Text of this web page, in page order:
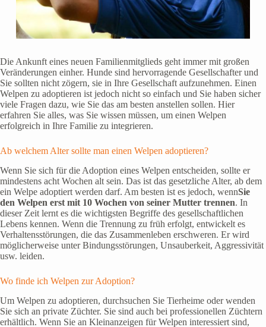
Die Ankunft eines neuen Familienmitglieds geht immer mit großen
Veränderungen einher. Hunde sind hervorragende Gesellschafter und
Sie sollten nicht zögern, sie in Ihre Gesellschaft aufzunehmen. Einen
Welpen zu adoptieren ist jedoch nicht so einfach und Sie haben sicher
viele Fragen dazu, wie Sie das am besten anstellen sollen. Hier
erfahren Sie alles, was Sie wissen müssen, um einen Welpen
erfolgreich in Ihre Familie zu integrieren.
Ab welchem Alter sollte man einen Welpen adoptieren?
Wenn Sie sich für die Adoption eines Welpen entscheiden, sollte er
mindestens acht Wochen alt sein. Das ist das gesetzliche Alter, ab dem
ein Welpe adoptiert werden darf. Am besten ist es jedoch, wennSie
den Welpen erst mit 10 Wochen von seiner Mutter trennen. In
dieser Zeit lernt es die wichtigsten Begriffe des gesellschaftlichen
Lebens kennen. Wenn die Trennung zu früh erfolgt, entwickelt es
Verhaltensstörungen, die das Zusammenleben erschweren. Er wird
möglicherweise unter Bindungsstörungen, Unsauberkeit, Aggressivität
usw. leiden.
Wo finde ich Welpen zur Adoption?
Um Welpen zu adoptieren, durchsuchen Sie Tierheime oder wenden
Sie sich an private Züchter. Sie sind auch bei professionellen Züchtern
erhältlich. Wenn Sie an Kleinanzeigen für Welpen interessiert sind,